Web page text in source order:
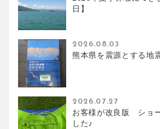
日】
熊本県を震源とする地
2026.08.03
お客様が改良版 ショ
した♪
2026.07.27